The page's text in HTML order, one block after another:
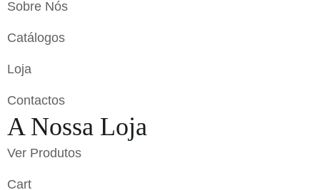
Sobre Nós
Catálogos
Loja
Contactos
A Nossa Loja
Ver Produtos
Cart